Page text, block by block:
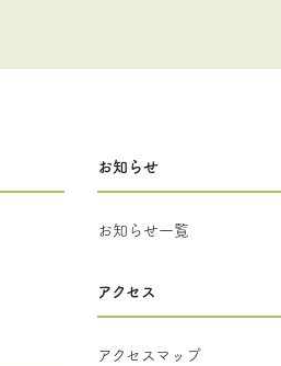
お知らせ
お知らせ一覧
アクセス
アクセスマップ